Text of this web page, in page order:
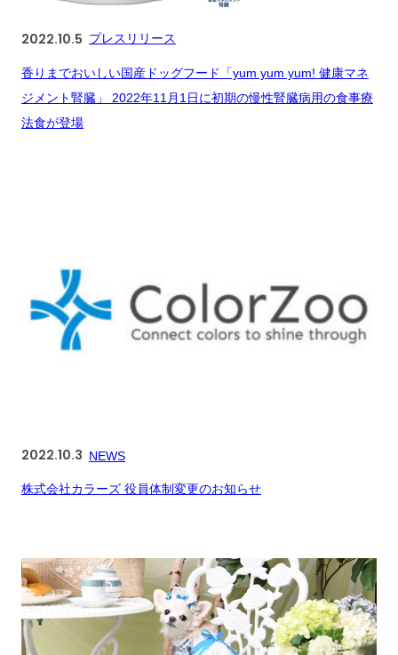
2022.10.5 プレスリリース
香りまでおいしい国産ドッグフード「yum yum yum! 健康マネ
ジメント腎臓」 2022年11月1日に初期の慢性腎臓病用の食事療
法食が登場
2022.10.3 NEWS
株式会社カラーズ 役員体制変更のお知らせ